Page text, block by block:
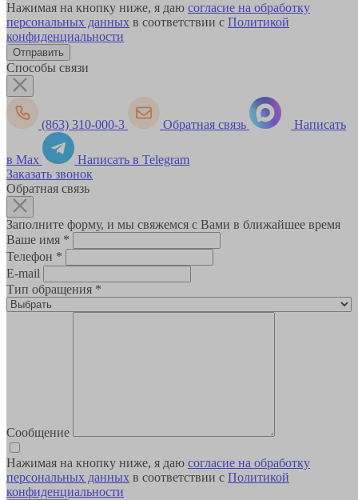
Нажимая на кнопку ниже, я даю согласие на обработку
персональных данных в соответствии с Политикой
конфиденциальности
Способы связи
(863) 310-000-3 Обратная связь Написать
в Max
Написать в Telegram
Заказать звонок
Обратная связь
Заполните форму, и мы свяжемся с Вами в ближайшее время
Ваше имя *
Телефон *
E-mail
Тип обращения *
Сообщение
Нажимая на кнопку ниже, я даю согласие на обработку
персональных данных в соответствии с Политикой
конфиденциальности